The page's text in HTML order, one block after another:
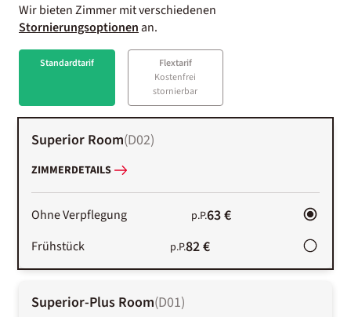
Wir bieten Zimmer mit verschiedenen
Stornierungsoptionenan.
Standardtarif
Flextarif
Kostenfrei
stornierbar
Superior Room(D02)
ZIMMERDETAILS
Ohne Verpflegung p.P.63 €
Frühstück p.P.82 €
Superior-Plus Room(D01)